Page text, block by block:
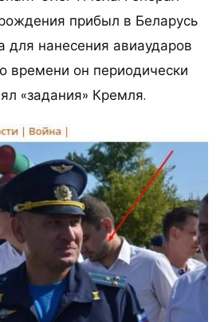
прибыл в Беларусь
для нанесения авиаударов
времени он периодически
«задания» Кремля.